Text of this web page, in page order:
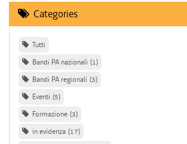
Categories
Tutti
Bandi PA nazionali 1
Bandi PA regionali 3
Eventi 5
Formazione 3
in evidenza 17